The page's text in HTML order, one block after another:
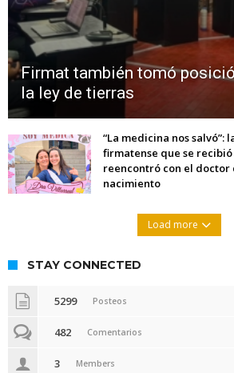
Firmat también tomó
la ley de tierras
“La medicina nos salvó”:
firmatense que se
reencontró con el doctor
nacimiento
Load more
STAY CONNECTED
5299 Posteos
482 Comentarios
3 Members